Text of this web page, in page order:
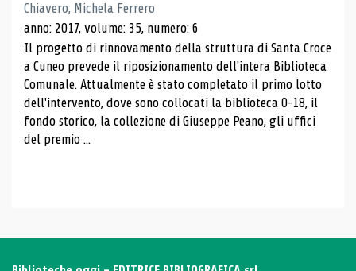
Chiavero, Michela Ferrero
anno: 2017, volume: 35, numero: 6
Il progetto di rinnovamento della struttura di Santa Croce
a Cuneo prevede il riposizionamento dell'intera Biblioteca
Comunale. Attualmente è stato completato il primo lotto
dell'intervento, dove sono collocati la biblioteca 0-18, il
fondo storico, la collezione di Giuseppe Peano, gli uffici
del premio ...